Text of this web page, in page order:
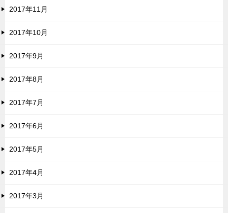
2017年11月
2017年10月
2017年9月
2017年8月
2017年7月
2017年6月
2017年5月
2017年4月
2017年3月